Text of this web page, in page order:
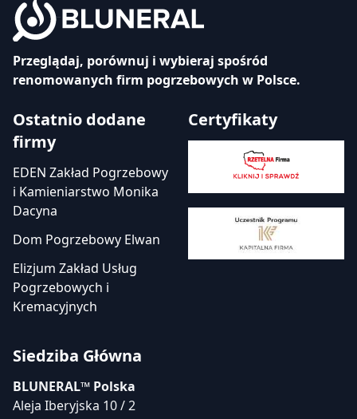
Przeglądaj, porównuj i wybieraj spośród
renomowanych firm pogrzebowych w Polsce.
Ostatnio dodane
firmy
EDEN Zakład Pogrzebowy
i Kamieniarstwo Monika
Dacyna
Dom Pogrzebowy Elwan
Elizjum Zakład Usług
Pogrzebowych i
Kremacyjnych
Certyfikaty
Siedziba Główna
BLUNERAL™ Polska
Aleja Iberyjska 10 / 2